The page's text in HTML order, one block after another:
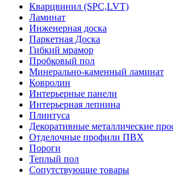
Кварцвинил (SPC,LVT)
Ламинат
Инженерная доска
Паркетная Доска
Гибкий мрамор
Пробковый пол
Минерально-каменный ламинат
Ковролин
Интерьерные панели
Интерьерная лепнина
Плинтуса
Декоративные металлические
Отделочные профили ПВХ
Пороги
Теплый пол
Сопутствующие товары